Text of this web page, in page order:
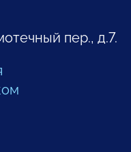
пер., д.7.